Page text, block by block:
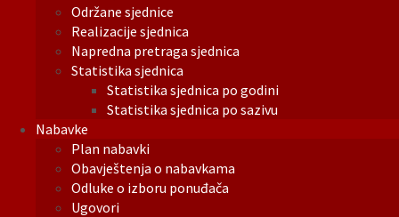
Održane sjednice
Realizacije sjednica
Napredna pretraga sjednica
Statistika sjednica
Statistika sjednica po godini
Statistika sjednica po sazivu
Nabavke
Plan nabavki
Obavještenja o nabavkama
Odluke o izboru ponuđača
Ugovori